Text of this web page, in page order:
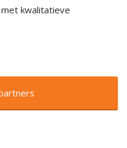
kwalitatieve